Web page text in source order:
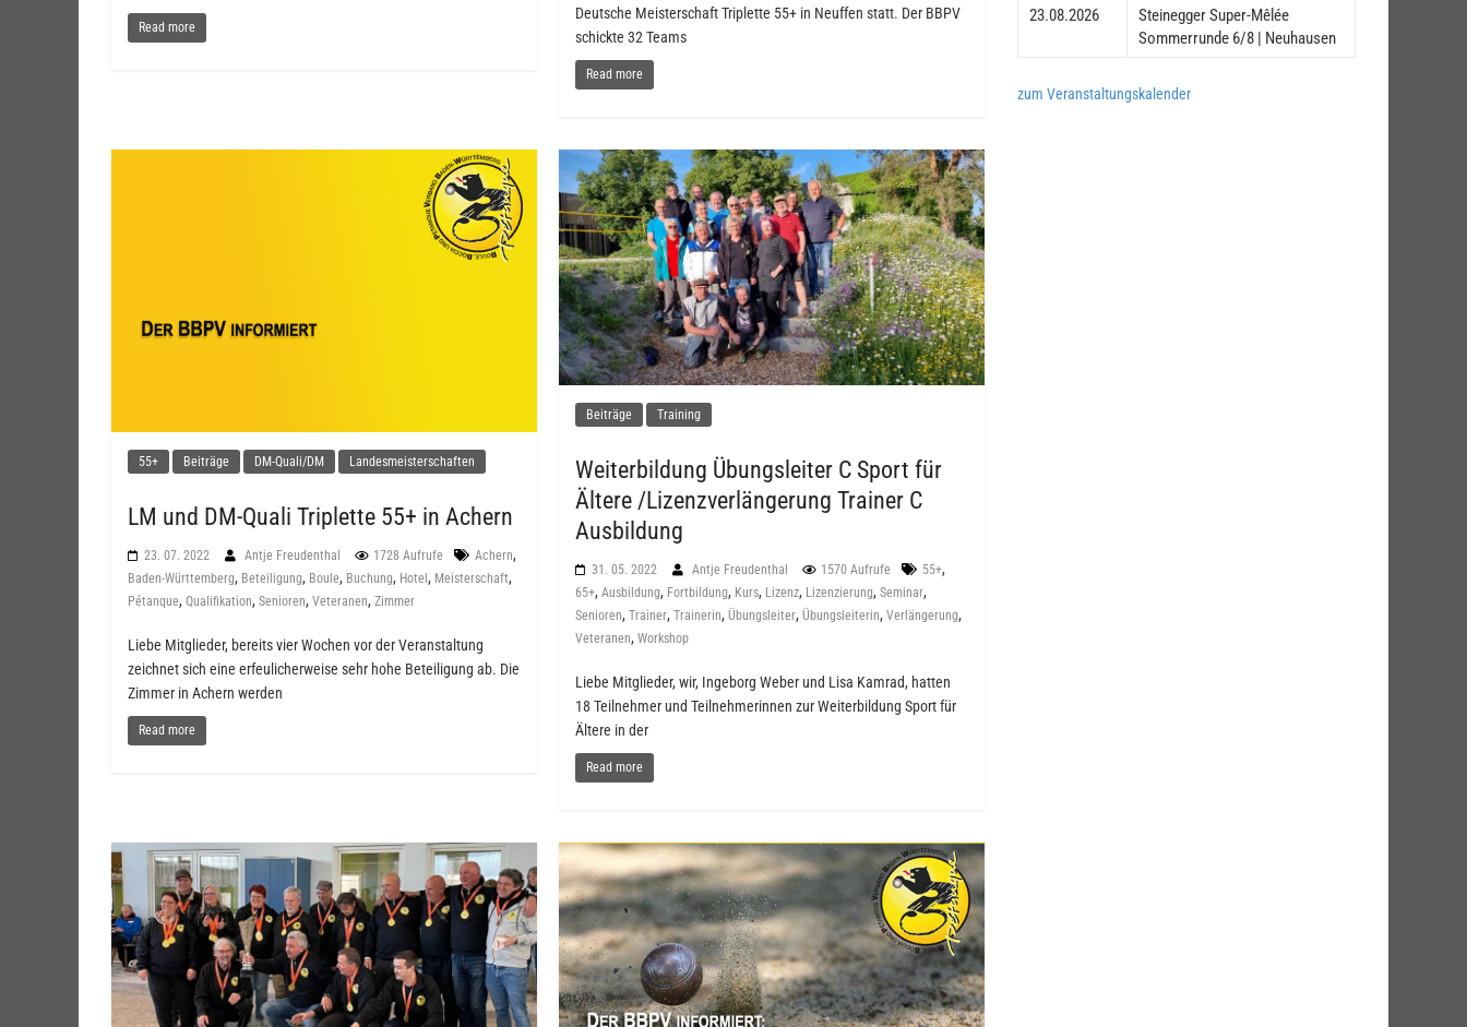
Read more
Deutsche Meisterschaft Triplette 55+ in Neuffen statt. Der BBPV
schickte 32 Teams
Read more
55+ Beiträge DM-Quali/DM Landesmeisterschaften
LM und DM-Quali Triplette 55+ in Achern
23. 07. 2022 Antje Freudenthal 1728 Aufrufe Achern,
Baden-Württemberg, Beteiligung, Boule, Buchung, Hotel , Meisterschaft,
Pétanque, Qualifikation, Senioren, Veteranen, Zimmer
Liebe Mitglieder, bereits vier Wochen vor der Veranstaltung
zeichnet sich eine erfeulicherweise sehr hohe Beteiligung ab. Die
Zimmer in Achern werden
Read more
Beiträge Training
Weiterbildung Übungsleiter C Sport für
Ältere /Lizenzverlängerung Trainer C
Ausbildung
31. 05. 2022 Antje Freudenthal 1570 Aufrufe 55+,
65+,Ausbildung, Fortbildung, Kurs, Lizenz, Lizenzierung,Seminar,
Senioren,Trainer,Trainerin,Übungsleiter,Übungsleiterin,Verlängerung,
Veteranen,Workshop
Liebe Mitglieder, wir, Ingeborg Weber und Lisa Kamrad, hatten
18 Teilnehmer und Teilnehmerinnen zur Weiterbildung Sport für
Ältere in der
Read more
23.08.2026
Steinegger Super-Mêlée
Sommerrunde 6/8 | Neuhausen
zum Veranstaltungskalender